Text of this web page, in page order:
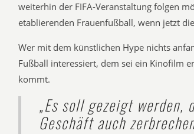
weiterhin der FIFA-Veranstaltung folgen
etablierenden Frauenfußball, wenn jetzt
Wer mit dem künstlichen Hype nichts
Fußball interessiert, dem sei ein Kinofilm
kommt.
„Es soll gezeigt werden,
Geschäft auch